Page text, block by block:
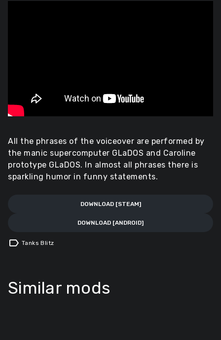
All the phrases of the voiceover are performed by
the manic supercomputer GLaDOS and Caroline
prototype GLaDOS. In almost all phrases there is
sparkling humor in funny statements.
DOWNLOAD [STEAM]
DOWNLOAD [ANDROID]
label Tanks Blitz
Similar mods